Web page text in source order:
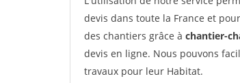
devis dans toute la France et
des chantiers grâce à chantier-
devis en ligne. Nous pouvons
travaux pour leur Habitat.